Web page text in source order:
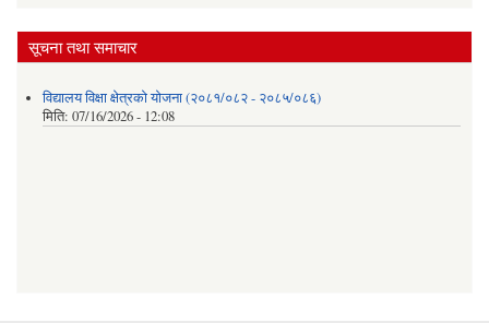
सूचना तथा समाचार
विद्यालय विक्षा क्षेत्रको योजना (२०८१/०८२ - २०८५/०८६)
मिति: 07/16/2026 - 12:08